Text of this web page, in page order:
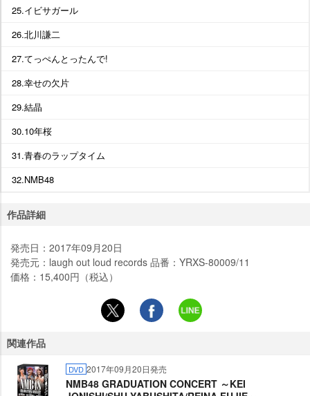
25.イビサガール
26.北川謙二
27.てっぺんとったんで!
28.幸せの欠片
29.結晶
30.10年桜
31.青春のラップタイム
32.NMB48
作品詳細
発売日：2017年09月20日
発売元：laugh out loud records 品番：YRXS-80009/11
価格：15,400円（税込）
関連作品
DVD 2017年09月20日発売
NMB48 GRADUATION CONCERT ～KEI